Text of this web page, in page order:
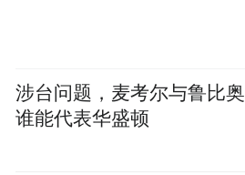
涉台问题，麦考尔与鲁比奥
谁能代表华盛顿